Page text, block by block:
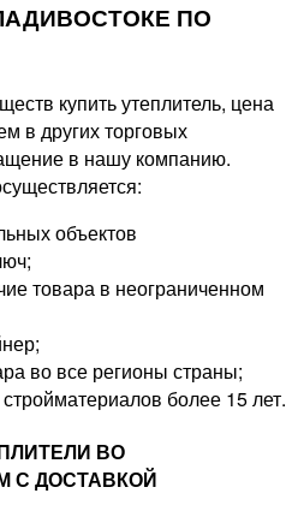
ПО
купить утеплитель, цена
в других торговых
в нашу компанию.
объектов
товара в неограниченном
во все регионы страны;
более 15 лет.
ВО
С ДОСТАВКОЙ